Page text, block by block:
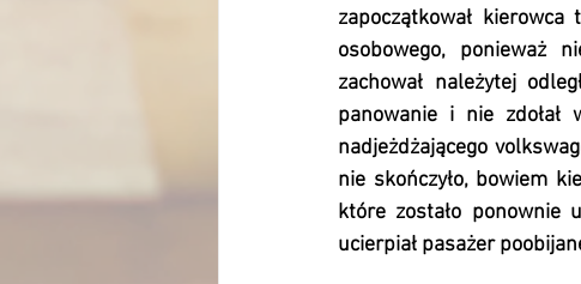
zapoczątkował
osobowego, ponieważ
zachował należytej
panowanie i nie
nadjeżdżającego
nie skończyło, bowiem
które zostało ponownie
ucierpiał pasażer